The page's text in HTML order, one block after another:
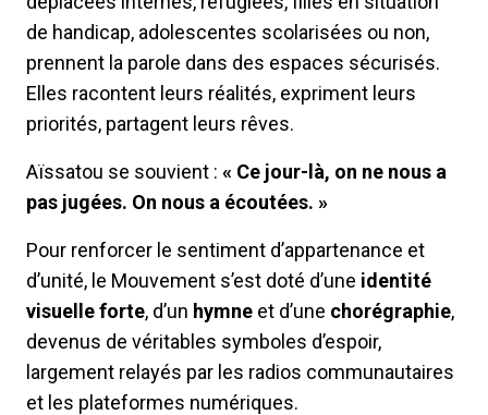
de handicap, adolescentes scolarisées ou non,
prennent la parole dans des espaces sécurisés.
Elles racontent leurs réalités, expriment leurs
priorités, partagent leurs rêves.
Aïssatou se souvient : « Ce jour-là, on ne nous a
pas jugées. On nous a écoutées. »
Pour renforcer le sentiment d’appartenance et
d’unité, le Mouvement s’est doté d’une identité
visuelle forte, d’un hymne et d’une chorégraphie,
devenus de véritables symboles d’espoir,
largement relayés par les radios communautaires
et les plateformes numériques.